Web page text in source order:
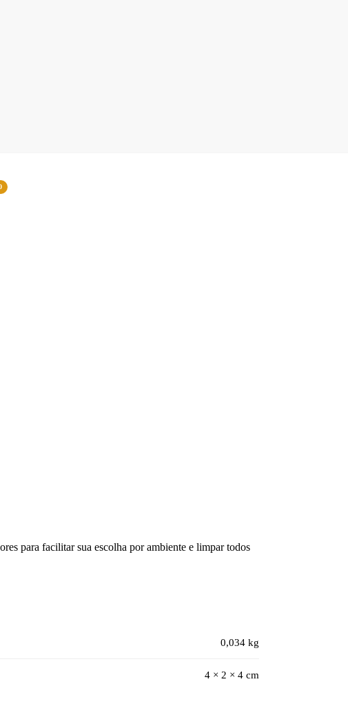
para facilitar sua escolha por ambiente e limpar todos
0,034 kg
4 × 2 × 4 cm